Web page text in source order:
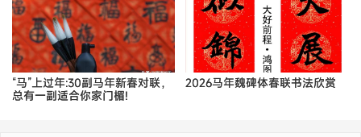
“马”上过年:30副马年新春对联，
总有一副适合你家门楣!
2026马年魏碑体春联书法欣赏